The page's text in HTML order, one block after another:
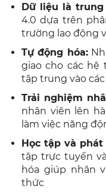
Dữ liệu là trung
4.0 dựa trên
trường lao động
Tự động hóa:
giao cho các hệ
tập trung vào
Trải nghiệm
nhân viên lên
làm việc năng
Học tập và
tập trực tuyến
hóa giúp nhân
thức